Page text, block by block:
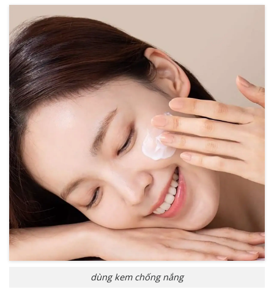
dùng kem chống nắng